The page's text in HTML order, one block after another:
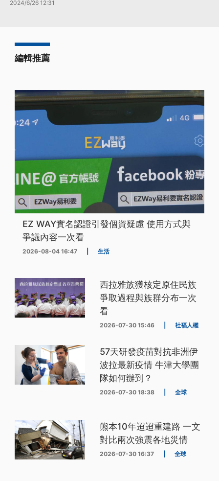
2024/6/26 12:31
編輯推薦
EZ WAY實名認證引發個資疑慮 使用方式與
爭議內容一次看
2026-08-04 16:47 生活
西拉雅族獲核定原住民族
爭取過程與族群分布一次
看
2026-07-30 15:46 社福人權
57天研發疫苗對抗非洲伊
波拉最新疫情 牛津大學團
隊如何辦到？
2026-07-30 18:38 全球
熊本10年迢迢重建路 一文
對比兩次強震各地災情
2026-07-30 16:37 全球